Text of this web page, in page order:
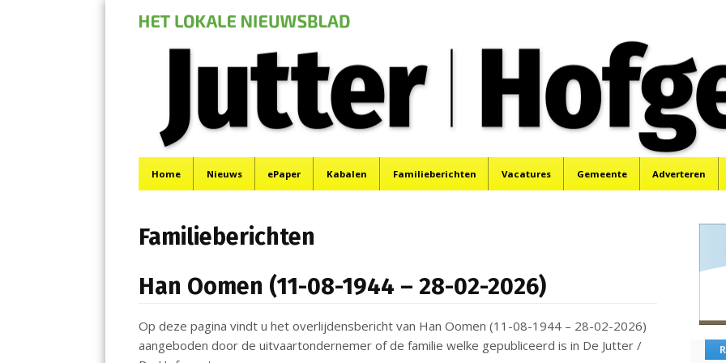
Menu
Home Nieuws ePaper Kabalen Familieberichten Vacatures Gemeente Adverteren
Familieberichten
Han Oomen (11-08-1944 – 28-02-2026)
Op deze pagina vindt u het overlijdensbericht van Han Oomen (11-08-1944 – 28-02-2026)
aangeboden door de uitvaartondernemer of de familie welke gepubliceerd is in De Jutter /